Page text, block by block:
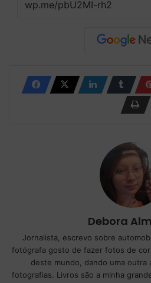
Debora
Jornalista, escrevo sobre
fotógrafa gosto de fazer fotos de
deste mundo, dando uma outra
fotografias. Livros são a minha